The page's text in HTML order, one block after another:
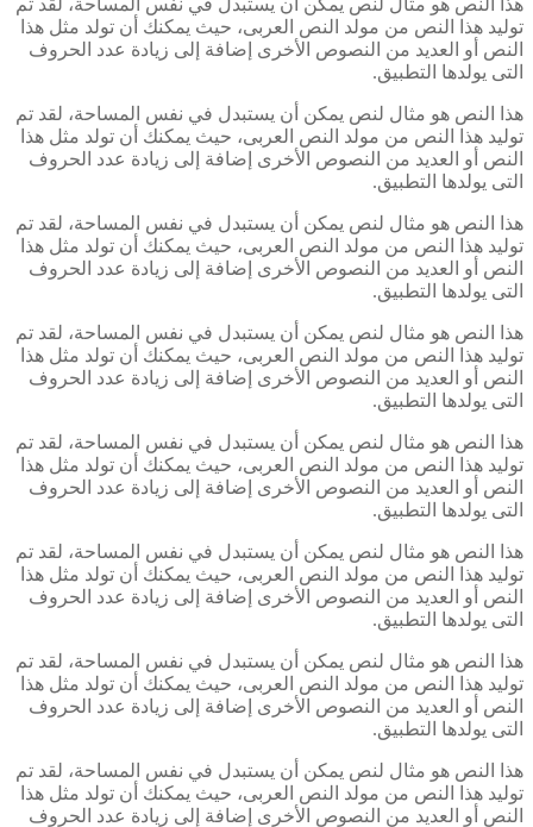
هذا النص هو مثال لنص يمكن أن يستبدل في نفس المساحة، لقد تم
توليد هذا النص من مولد النص العربى، حيث يمكنك أن تولد مثل هذا
النص أو العديد من النصوص الأخرى إضافة إلى زيادة عدد الحروف
التى يولدها التطبيق.
هذا النص هو مثال لنص يمكن أن يستبدل في نفس المساحة، لقد تم
توليد هذا النص من مولد النص العربى، حيث يمكنك أن تولد مثل هذا
النص أو العديد من النصوص الأخرى إضافة إلى زيادة عدد الحروف
التى يولدها التطبيق.
هذا النص هو مثال لنص يمكن أن يستبدل في نفس المساحة، لقد تم
توليد هذا النص من مولد النص العربى، حيث يمكنك أن تولد مثل هذا
النص أو العديد من النصوص الأخرى إضافة إلى زيادة عدد الحروف
التى يولدها التطبيق.
هذا النص هو مثال لنص يمكن أن يستبدل في نفس المساحة، لقد تم
توليد هذا النص من مولد النص العربى، حيث يمكنك أن تولد مثل هذا
النص أو العديد من النصوص الأخرى إضافة إلى زيادة عدد الحروف
التى يولدها التطبيق.
هذا النص هو مثال لنص يمكن أن يستبدل في نفس المساحة، لقد تم
توليد هذا النص من مولد النص العربى، حيث يمكنك أن تولد مثل هذا
النص أو العديد من النصوص الأخرى إضافة إلى زيادة عدد الحروف
التى يولدها التطبيق.
هذا النص هو مثال لنص يمكن أن يستبدل في نفس المساحة، لقد تم
توليد هذا النص من مولد النص العربى، حيث يمكنك أن تولد مثل هذا
النص أو العديد من النصوص الأخرى إضافة إلى زيادة عدد الحروف
التى يولدها التطبيق.
هذا النص هو مثال لنص يمكن أن يستبدل في نفس المساحة، لقد تم
توليد هذا النص من مولد النص العربى، حيث يمكنك أن تولد مثل هذا
النص أو العديد من النصوص الأخرى إضافة إلى زيادة عدد الحروف
التى يولدها التطبيق.
هذا النص هو مثال لنص يمكن أن يستبدل في نفس المساحة، لقد تم
توليد هذا النص من مولد النص العربى، حيث يمكنك أن تولد مثل هذا
النص أو العديد من النصوص الأخرى إضافة إلى زيادة عدد الحروف